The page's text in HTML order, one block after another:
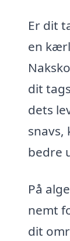
Er dit
en
dit
dets
snavs,
bedre
På
nemt
dit